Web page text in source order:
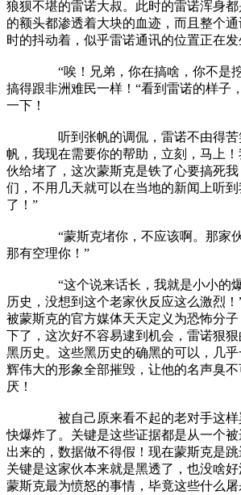
狼狈不堪的雷诺大叔。此时的雷诺浑身
的额头都渗透着大块的血迹，而且整个
时的抖动着，似乎雷诺通讯的位置正在发
“唉！兄弟，你在搞啥，你不是挖
搞得跟非洲难民一样！“看到雷诺的样子
一下！
听到张帆的调侃，雷诺不由得苦笑
帆，我现在需要你的帮助，立刻，马上
伙给堵了，这次蒙斯克是铁了心要搞死
们，不用几天就可以在当地的新闻上听
了！”
“蒙斯克堵你，不应该啊。那家伙
那有空理你！”
“这个说来话长，我就是小小的爆
历史，没想到这个老家伙反应这么激烈！
被蒙斯克的官方媒体天天定义为恐怖分
下了，这次好不容易逮到机会，雷诺狠
黑历史。这些黑历史的确黑的可以，几
辉伟大的形象全部摧毁，让他的名声臭
厌！
被自己原来看不起的老对手这样奚
快爆炸了。关键是这些证据都是从一个
出来的，数据做不得假！现在蒙斯克是跳
关键是这家伙本来就是黑透了，也没啥
蒙斯克最为愤怒的事情，毕竟这些什么